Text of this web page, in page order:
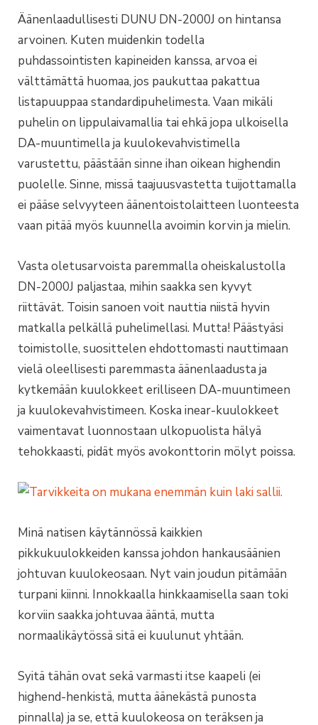
Äänenlaadullisesti DUNU DN-2000J on hintansa
arvoinen. Kuten muidenkin todella
puhdassointisten kapineiden kanssa, arvoa ei
välttämättä huomaa, jos paukuttaa pakattua
listapuuppaa standardipuhelimesta. Vaan mikäli
puhelin on lippulaivamallia tai ehkä jopa ulkoisella
DA-muuntimella ja kuulokevahvistimella
varustettu, päästään sinne ihan oikean highendin
puolelle. Sinne, missä taajuusvastetta tuijottamalla
ei pääse selvyyteen äänentoistolaitteen luonteesta
vaan pitää myös kuunnella avoimin korvin ja mielin.
Vasta oletusarvoista paremmalla oheiskalustolla
DN-2000J paljastaa, mihin saakka sen kyvyt
riittävät. Toisin sanoen voit nauttia niistä hyvin
matkalla pelkällä puhelimellasi. Mutta! Päästyäsi
toimistolle, suosittelen ehdottomasti nauttimaan
vielä oleellisesti paremmasta äänenlaadusta ja
kytkemään kuulokkeet erilliseen DA-muuntimeen
ja kuulokevahvistimeen. Koska inear-kuulokkeet
vaimentavat luonnostaan ulkopuolista hälyä
tehokkaasti, pidät myös avokonttorin mölyt poissa.
Minä natisen käytännössä kaikkien
pikkukuulokkeiden kanssa johdon hankausäänien
johtuvan kuulokeosaan. Nyt vain joudun pitämään
turpani kiinni. Innokkaalla hinkkaamisella saan toki
korviin saakka johtuvaa ääntä, mutta
normaalikäytössä sitä ei kuulunut yhtään.
Syitä tähän ovat sekä varmasti itse kaapeli (ei
highend-henkistä, mutta äänekästä punosta
pinnalla) ja se, että kuulokeosa on teräksen ja